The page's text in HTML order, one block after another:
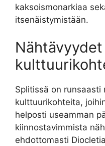
kaksoismonarkiaa
itsenäistymistään.
Nähtävyydet
Splitissä on runsaasti
kulttuurikohteita,
helposti useamman
kiinnostavimmista
ehdottomasti